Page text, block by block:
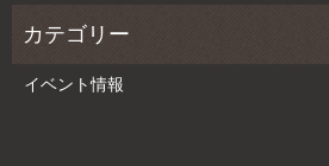
イベント情報